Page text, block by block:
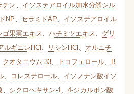
チン
イソステアロイル加水分解シル
NP セラミドAP
イソステアロイル
ゴ果実エキス ハチミツエキス
グリ
ルギニンHCl リシンHCl
オルニチ
クオタニウム-33、 トコフェロール、 B
、 コレステロール、 イソノナン酸イソ
シクロヘキサン-1
4-ジカルボン酸